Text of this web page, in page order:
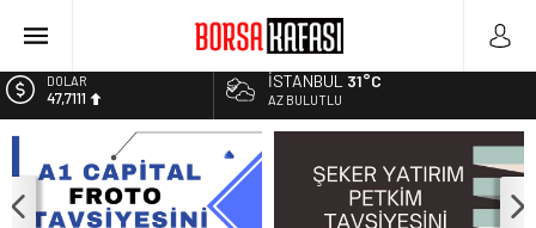
Borsa Bugün Ne Olur? 04/08/2023
Kayseri Şeker Fabrika İnşaatının Temelini Atıyor
Haftanın En Çok Kazandıran Yatırım Aracı
Bitcoin Halving Sonrası Kripto Para Piyasası
2027 Borsa Yatırımları: Akıllı Portföy Stratejileri
EURO
55,1881
BİST
13.779,39
İSTANBUL 31°C
AZ BULUTLU